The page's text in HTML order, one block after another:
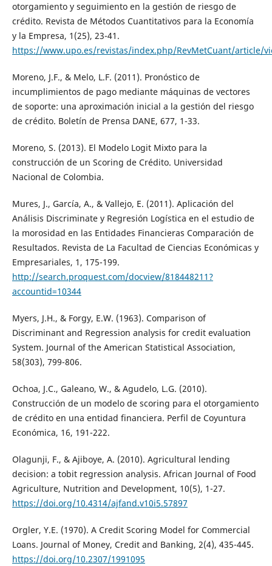
otorgamiento y seguimiento en la gestión de riesgo de
crédito. Revista de Métodos Cuantitativos para la Economía
y la Empresa, 1(25), 23-41.
https://www.upo.es/revistas/index.php/RevMetCuant/article/
Moreno, J.F., & Melo, L.F. (2011). Pronóstico de
incumplimientos de pago mediante máquinas de vectores
de soporte: una aproximación inicial a la gestión del riesgo
de crédito. Boletín de Prensa DANE, 677, 1-33.
Moreno, S. (2013). El Modelo Logit Mixto para la
construcción de un Scoring de Crédito. Universidad
Nacional de Colombia.
Mures, J., García, A., & Vallejo, E. (2011). Aplicación del
Análisis Discriminate y Regresión Logística en el estudio de
la morosidad en las Entidades Financieras Comparación de
Resultados. Revista de La Facultad de Ciencias Económicas y
Empresariales, 1, 175-199.
http://search.proquest.com/docview/818448211?
accountid=10344
Myers, J.H., & Forgy, E.W. (1963). Comparison of
Discriminant and Regression analysis for credit evaluation
System. Journal of the American Statistical Association,
58(303), 799-806.
Ochoa, J.C., Galeano, W., & Agudelo, L.G. (2010).
Construcción de un modelo de scoring para el otorgamiento
de crédito en una entidad financiera. Perfil de Coyuntura
Económica, 16, 191-222.
Olagunji, F., & Ajiboye, A. (2010). Agricultural lending
decision: a tobit regression analysis. African Journal of Food
Agriculture, Nutrition and Development, 10(5), 1-27.
https://doi.org/10.4314/ajfand.v10i5.57897
Orgler, Y.E. (1970). A Credit Scoring Model for Commercial
Loans. Journal of Money, Credit and Banking, 2(4), 435-445.
https://doi.org/10.2307/1991095